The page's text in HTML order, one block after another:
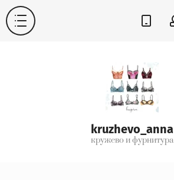
kruzhevo_anna
кружево и фурнитура